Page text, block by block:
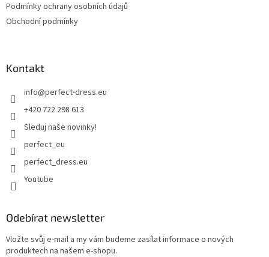
Podmínky ochrany osobních údajů
Obchodní podmínky
Kontakt
info@perfect-dress.eu
+420 722 298 613
Sleduj naše novinky!
perfect_eu
perfect_dress.eu
Youtube
Odebírat newsletter
Vložte svůj e-mail a my vám budeme zasílat informace o nových
produktech na našem e-shopu.